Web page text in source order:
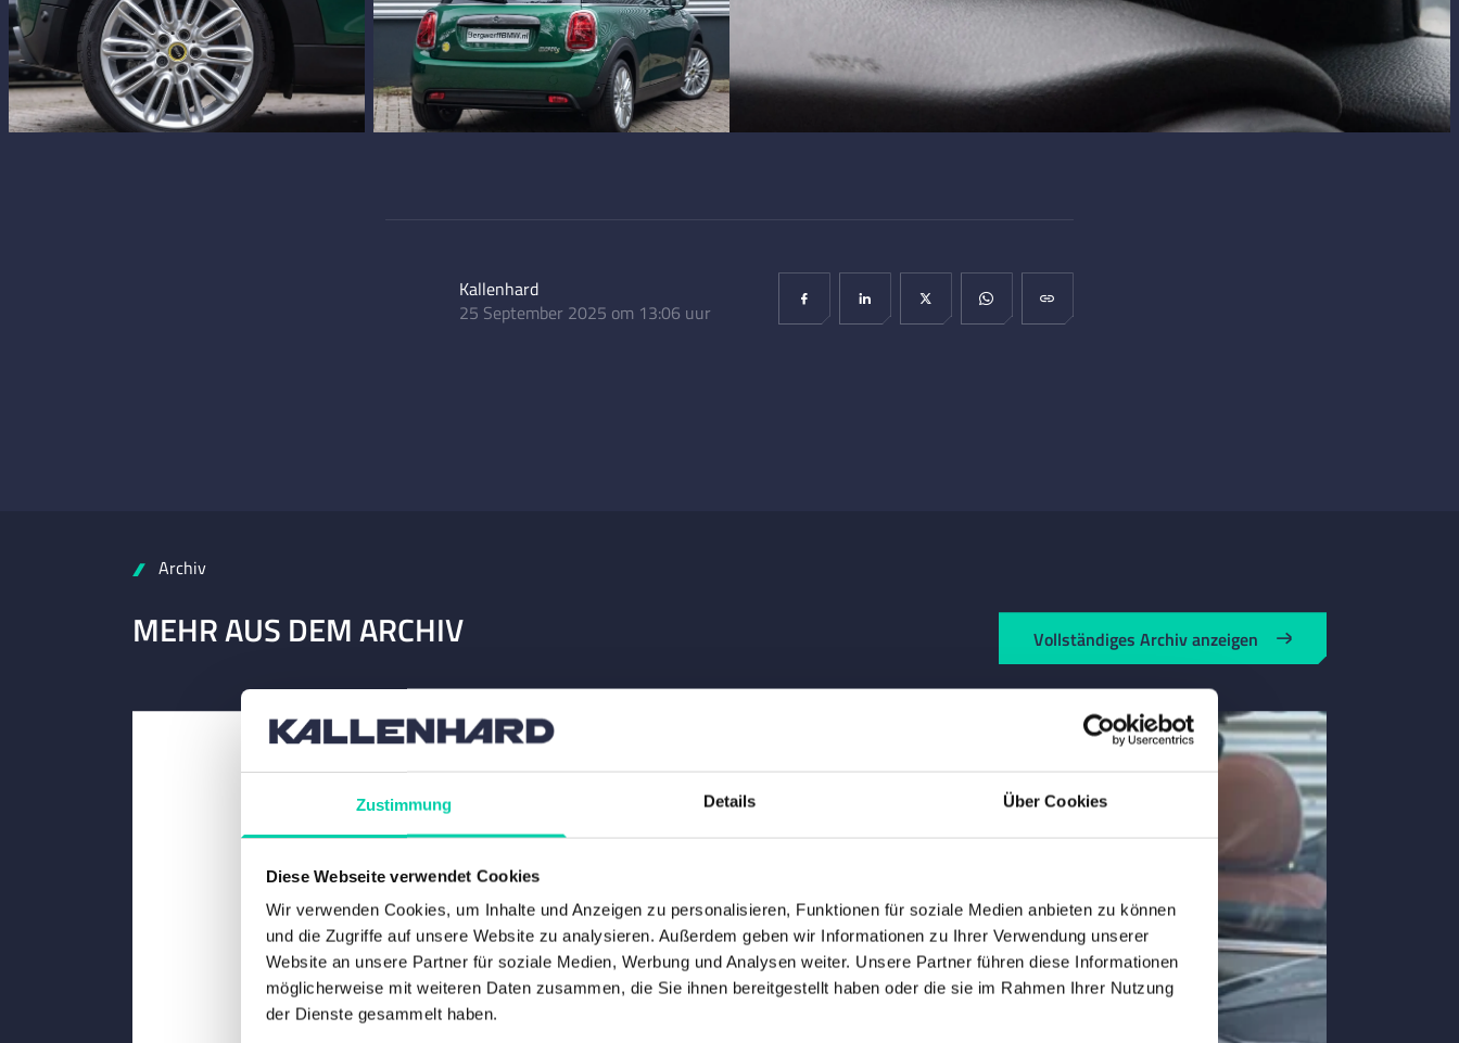
Zustimmung Details Über Cookies
Diese Webseite verwendet Cookies
Wir verwenden Cookies, um Inhalte und Anzeigen zu personalisieren, Funktionen für soziale Medien anbieten zu können
und die Zugriffe auf unsere Website zu analysieren. Außerdem geben wir Informationen zu Ihrer Verwendung unserer
Website an unsere Partner für soziale Medien, Werbung und Analysen weiter. Unsere Partner führen diese Informationen
möglicherweise mit weiteren Daten zusammen, die Sie ihnen bereitgestellt haben oder die sie im Rahmen Ihrer Nutzung
der Dienste gesammelt haben.
Kallenhard
25 September 2025 om 13:06 uur
Archiv
MEHR AUS DEM ARCHIV Vollständiges Archiv anzeigen